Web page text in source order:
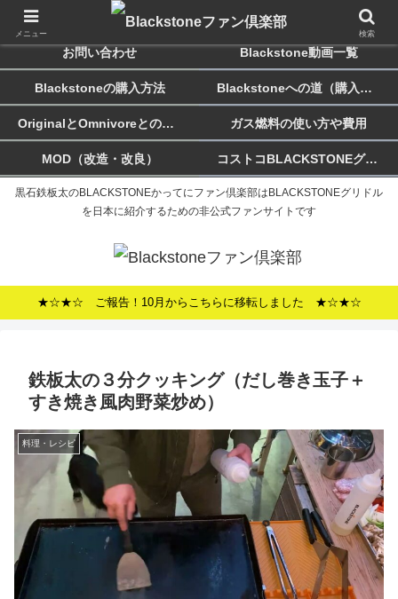
黒石鉄板太のBLACKSTONEかってにファン倶楽部はBLACKSTONEグリドル
を日本に紹介するための非公式ファンサイトです
ホーム Blackstoneのススメ
お問い合わせ Blackstone動画一覧
Blackstoneの購入方法 Blackstoneへの道（購入記）
OriginalとOmnivoreとの違い ガス燃料の使い方や費用
MOD（改造・改良） コストコBLACKSTONEグリドルについて
★☆★☆ ご報告！10月からこちらに移転しました ★☆★☆
鉄板太の３分クッキング（だし巻き玉子＋
すき焼き風肉野菜炒め）
料理・レシピ
メニュー 検索